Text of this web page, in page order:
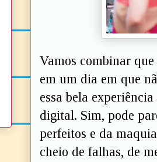
Vamos combinar
em um dia em que
essa bela
digital. Sim, pode
perfeitos e da
cheio de falhas, de